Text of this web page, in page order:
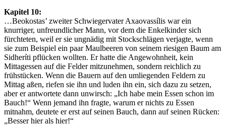
Kapitel 10:
…Beokostas’ zweiter Schwiegervater Axaovassílis war ein
knurriger, unfreundlicher Mann, vor dem die Enkelkinder sich
fürchteten, weil er sie ungnädig mit Stockschlägen verjagte, wenn
sie zum Beispiel ein paar Maulbeeren von seinem riesigen Baum am
Sidheríti pflücken wollten. Er hatte die Angewohnheit, kein
Mittagessen auf die Felder mitzunehmen, sondern reichlich zu
frühstücken. Wenn die Bauern auf den umliegenden Feldern zu
Mittag aßen, riefen sie ihn und luden ihn ein, sich dazu zu setzen,
aber er antwortete dann unwirsch: „Ich habe mein Essen schon im
Bauch!“ Wenn jemand ihn fragte, warum er nichts zu Essen
mitnahm, deutete er erst auf seinen Bauch, dann auf seinen Rücken:
„Besser hier als hier!“